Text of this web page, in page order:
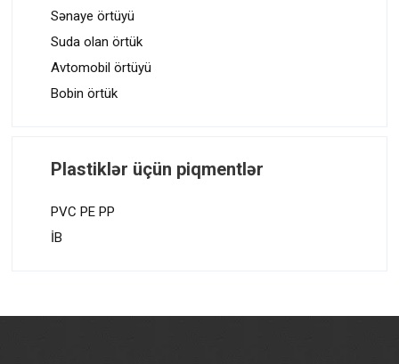
Sənaye örtüyü
Suda olan örtük
Avtomobil örtüyü
Bobin örtük
Plastiklər üçün piqmentlər
PVC PE PP
İB